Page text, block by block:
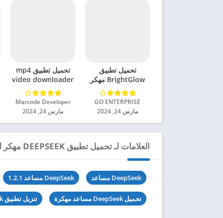
تحميل تطبيق
BrightGlow مهكر
للاندرويد 2024
GO ENTERPRISE‏
مارس 24, 2024
تحميل تطبيق mp4
video downloader
مهكر للاندرويد 2024
Marcode Developer‏
مارس 24, 2024
العلامات لـ تحميل تطبيق DEEPSEEK مهكر للاندرويد 2025
DeepSeek مساعد DeepSeek مساعد 1.2.1
تحميل DeepSeek مساعد مهكرة تنزيل تطبيق DeepSeek مساعد آخر اصدار